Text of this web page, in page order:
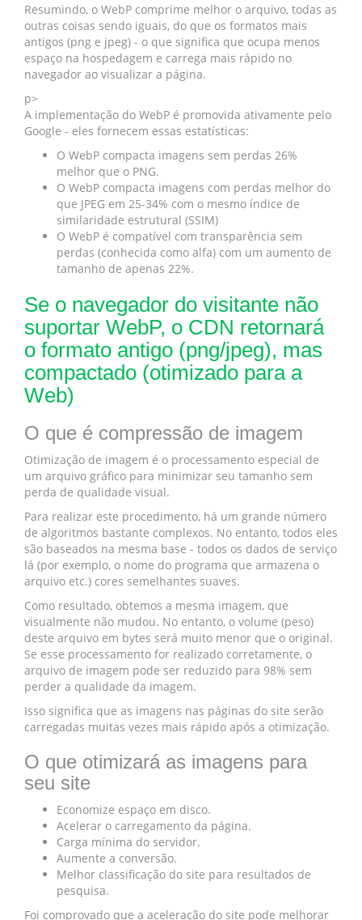
Resumindo, o WebP comprime melhor o arquivo, todas as
outras coisas sendo iguais, do que os formatos mais
antigos (png e jpeg) - o que significa que ocupa menos
espaço na hospedagem e carrega mais rápido no
navegador ao visualizar a página.
p>
A implementação do WebP é promovida ativamente pelo
Google - eles fornecem essas estatísticas:
O WebP compacta imagens sem perdas 26%
melhor que o PNG.
O WebP compacta imagens com perdas melhor do
que JPEG em 25-34% com o mesmo índice de
similaridade estrutural (SSIM)
O WebP é compatível com transparência sem
perdas (conhecida como alfa) com um aumento de
tamanho de apenas 22%.
Se o navegador do visitante não
suportar WebP, o CDN retornará
o formato antigo (png/jpeg), mas
compactado (otimizado para a
Web)
O que é compressão de imagem
Otimização de imagem é o processamento especial de
um arquivo gráfico para minimizar seu tamanho sem
perda de qualidade visual.
Para realizar este procedimento, há um grande número
de algoritmos bastante complexos. No entanto, todos eles
são baseados na mesma base - todos os dados de serviço
lá (por exemplo, o nome do programa que armazena o
arquivo etc.) cores semelhantes suaves.
Como resultado, obtemos a mesma imagem, que
visualmente não mudou. No entanto, o volume (peso)
deste arquivo em bytes será muito menor que o original.
Se esse processamento for realizado corretamente, o
arquivo de imagem pode ser reduzido para 98% sem
perder a qualidade da imagem.
Isso significa que as imagens nas páginas do site serão
carregadas muitas vezes mais rápido após a otimização.
O que otimizará as imagens para
seu site
Economize espaço em disco.
Acelerar o carregamento da página.
Carga mínima do servidor.
Aumente a conversão.
Melhor classificação do site para resultados de
pesquisa.
Foi comprovado que a aceleração do site pode melhorar